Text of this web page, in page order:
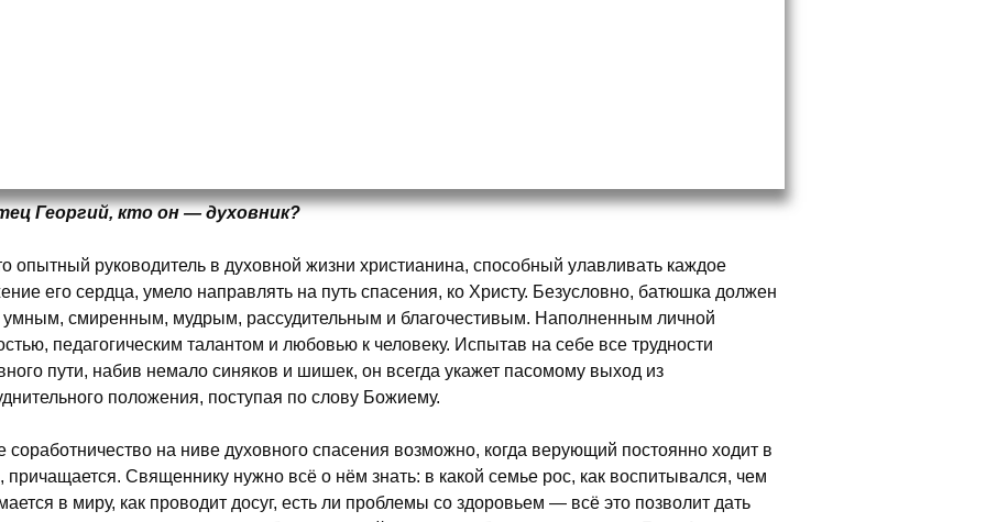
Георгий, кто он — духовник?
опытный руководитель в духовной жизни христианина, способный улавливать каждое
его сердца, умело направлять на путь спасения, ко Христу. Безусловно, батюшка должен
умным, смиренным, мудрым, рассудительным и благочестивым. Наполненным личной
педагогическим талантом и любовью к человеку. Испытав на себе все трудности
пути, набив немало синяков и шишек, он всегда укажет пасомому выход из
положения, поступая по слову Божиему.
соработничество на ниве духовного спасения возможно, когда верующий постоянно ходит в
причащается. Священнику нужно всё о нём знать: в какой семье рос, как воспитывался, чем
в миру, как проводит досуг, есть ли проблемы со здоровьем — всё это позволит дать